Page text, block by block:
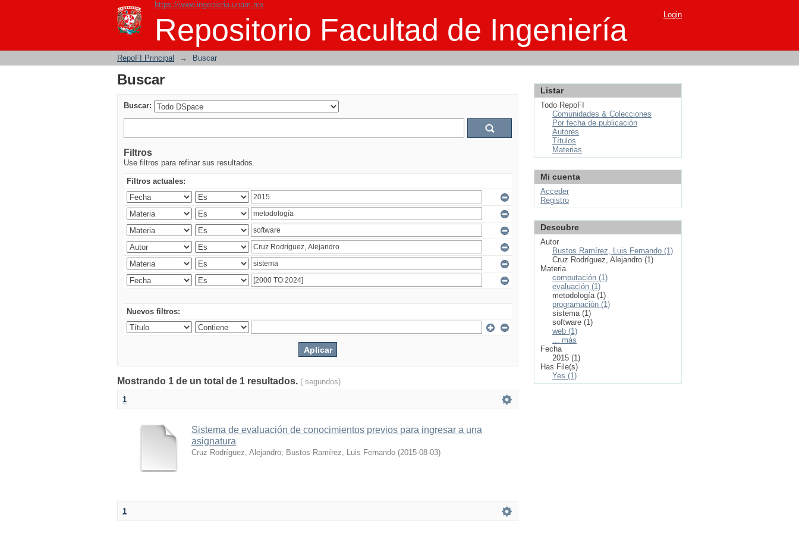
https://www.ingenieria.unam.mx
Repositorio Facultad de Ingeniería
Buscar Login
RepoFI Principal → Buscar
Buscar
Buscar:
Filtros
Use filtros para refinar sus resultados.
Filtros actuales:
Nuevos filtros:
Mostrando 1 de un total de 1 resultados. ( segundos)
1
Sistema de evaluación de conocimientos previos para ingresar a una
asignatura
Cruz Rodríguez, Alejandro; Bustos Ramírez, Luis Fernando (2015-08-03)
1
Listar
Todo RepoFI
Comunidades & Colecciones
Por fecha de publicación
Autores
Títulos
Materias
Mi cuenta
Acceder
Registro
Descubre
Autor
Bustos Ramírez, Luis Fernando (1)
Cruz Rodríguez, Alejandro (1)
Materia
computación (1)
evaluación (1)
metodología (1)
programación (1)
sistema (1)
software (1)
web (1)
... más
Fecha
2015 (1)
Has File(s)
Yes (1)